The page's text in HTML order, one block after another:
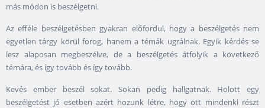
más módon is beszélgetni.
Az efféle beszélgetésben gyakran előfordul, hogy a beszélgetés nem
egyetlen tárgy körül forog, hanem a témák ugrálnak. Egyik kérdés se
lesz alaposan megbeszélve, de a beszélgetés átfolyik a következő
témára, és így tovább és így tovább.
Kevés ember beszél sokat. Sokan pedig hallgatnak. Holott egy
beszélgetést jó esetben azért hozunk létre, hogy ott mindenki részt